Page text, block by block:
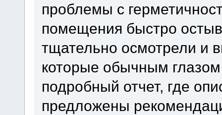
проблемы с
помещения быстро
тщательно осмотрели и
которые обычным
подробный отчет, где
предложены